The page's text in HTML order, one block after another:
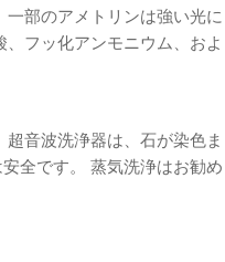
部のアメトリンは強い光に
フッ化アンモニウム、およ
音波洗浄器は、石が染色ま
全です。 蒸気洗浄はお勧め